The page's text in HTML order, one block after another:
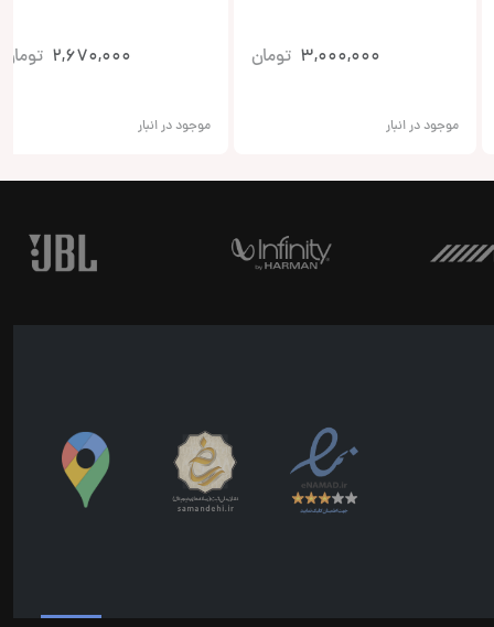
3,000,000 تومان
موجود در انبار
2,670,000 تومان
موجود در انبار